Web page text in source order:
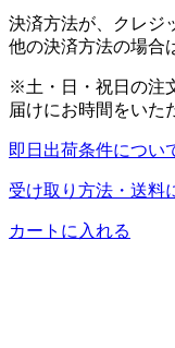
決済方法が、クレジ
他の決済方法の場合
※土・日・祝日の注
届けにお時間をいた
即日出荷条件につい
受け取り方法・送料
カートに入れる